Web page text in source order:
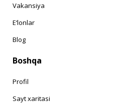
Vakansiya
E‘lonlar
Blog
Boshqa
Profil
Sayt xaritasi